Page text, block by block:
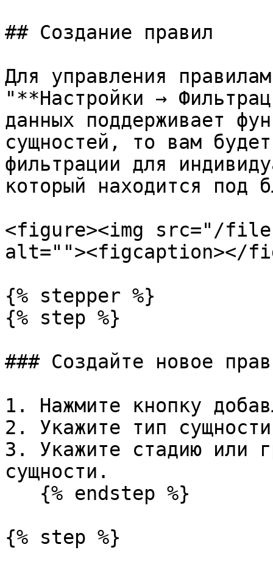
## Создание правил
Для управления
"**Настройки →
данных поддерживает
сущностей, то вам
фильтрации для
который находится под
<figure><img src="/files/
alt=""><figcaption></
{% stepper %}
{% step %}
### Создайте новое
1. Нажмите кнопку
2. Укажите тип
3. Укажите стадию или
сущности.
{% step %}